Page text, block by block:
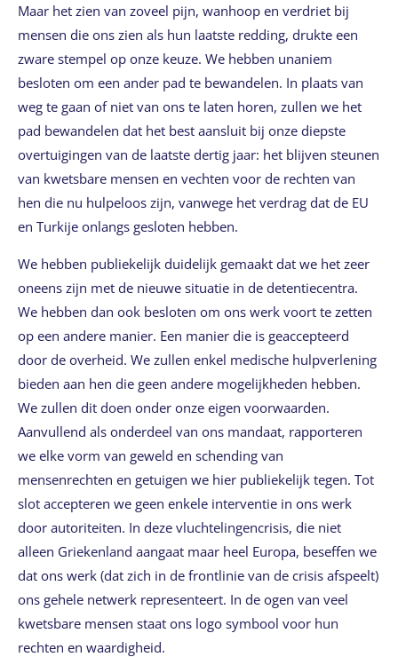
Maar het zien van zoveel pijn, wanhoop en verdriet bij
mensen die ons zien als hun laatste redding, drukte een
zware stempel op onze keuze. We hebben unaniem
besloten om een ander pad te bewandelen. In plaats van
weg te gaan of niet van ons te laten horen, zullen we het
pad bewandelen dat het best aansluit bij onze diepste
overtuigingen van de laatste dertig jaar: het blijven steunen
van kwetsbare mensen en vechten voor de rechten van
hen die nu hulpeloos zijn, vanwege het verdrag dat de EU
en Turkije onlangs gesloten hebben.
We hebben publiekelijk duidelijk gemaakt dat we het zeer
oneens zijn met de nieuwe situatie in de detentiecentra.
We hebben dan ook besloten om ons werk voort te zetten
op een andere manier. Een manier die is geaccepteerd
door de overheid. We zullen enkel medische hulpverlening
bieden aan hen die geen andere mogelijkheden hebben.
We zullen dit doen onder onze eigen voorwaarden.
Aanvullend als onderdeel van ons mandaat, rapporteren
we elke vorm van geweld en schending van
mensenrechten en getuigen we hier publiekelijk tegen. Tot
slot accepteren we geen enkele interventie in ons werk
door autoriteiten. In deze vluchtelingencrisis, die niet
alleen Griekenland aangaat maar heel Europa, beseffen we
dat ons werk (dat zich in de frontlinie van de crisis afspeelt)
ons gehele netwerk representeert. In de ogen van veel
kwetsbare mensen staat ons logo symbool voor hun
rechten en waardigheid.